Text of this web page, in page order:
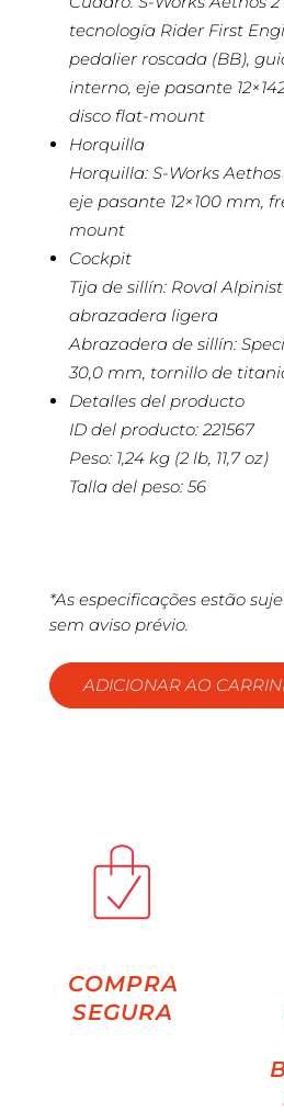
tecnología Rider First
pedalier roscada (BB),
interno, eje pasante
disco flat-mount
Horquilla
Horquilla: S-Works Aethos
eje pasante 12×100 mm,
mount
Cockpit
Tija de sillín: Roval
abrazadera ligera
Abrazadera de sillín:
30,0 mm, tornillo de
Detalles del producto
ID del producto: 221567
Peso: 1,24 kg (2 lb, 11,7 oz)
Talla del peso: 56
*As especificações estão
sem aviso prévio.
ADICIONAR AO
COMPRA
SEGURA